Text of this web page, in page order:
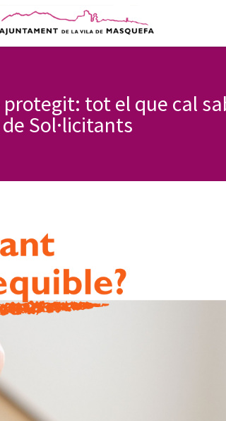
tot el que cal
de Sol·licitants